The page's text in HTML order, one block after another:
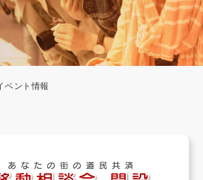
ベント情報